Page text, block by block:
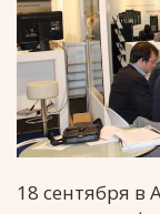
18 сентября в